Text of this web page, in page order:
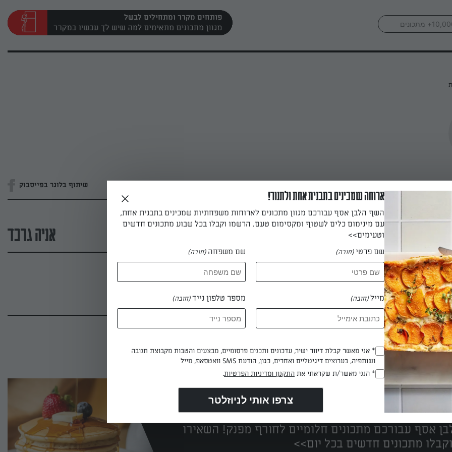
פותחים מקרר ומתחילים לבשל
שיתוף בלוגר בפייסבוק
אניה גרכד
אניה גרכד
הכי טעימים במקום אחד!
אסף עבורכם מתכונים חלומיים לחורף מפנק! השאירו
מתכונים חדשים בכל יום>>
ארוחה שמכינים בתבנית אחת ולתנור!
השף הלבן אסף עבורכם מגוון מתכונים לארוחות משפחתיות שמכינים בתבנית אחת,
עם מינימום כלים לשטוף ומקסימום טעם. הרשמו וקבלו בכל שבוע מתכונים חדשים
וטעימים>>
שם פרטי(חובה) שם משפחה (חובה)
מייל(חובה) מספר טלפון נייד(חובה)
(חובה)
* אני מאשר קבלת דיוור ישיר, עדכונים ותכנים פרסומיים, מבצעים והטבות מקבוצת תנובה
ושותפיה, בערוצים דיגיטליים ואחרים, כגון, הודעת SMS וואטסאפ, מייל
(חובה)
* הנני מאשר/ת שקראתי את התקנון ומדיניות הפרטיות.